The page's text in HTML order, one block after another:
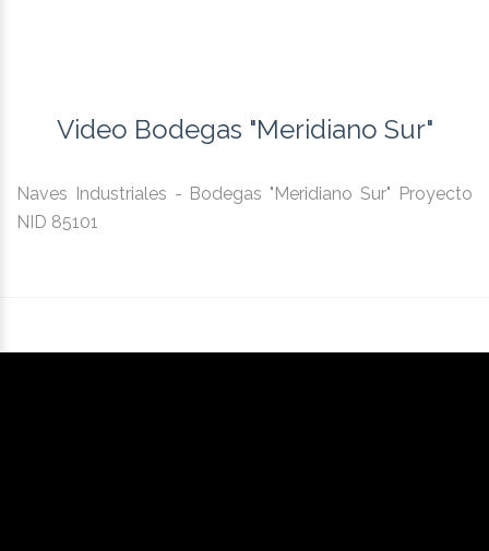
Video Bodegas "Meridiano Sur"
Naves Industriales - Bodegas "Meridiano Sur" Proyecto
NID 85101